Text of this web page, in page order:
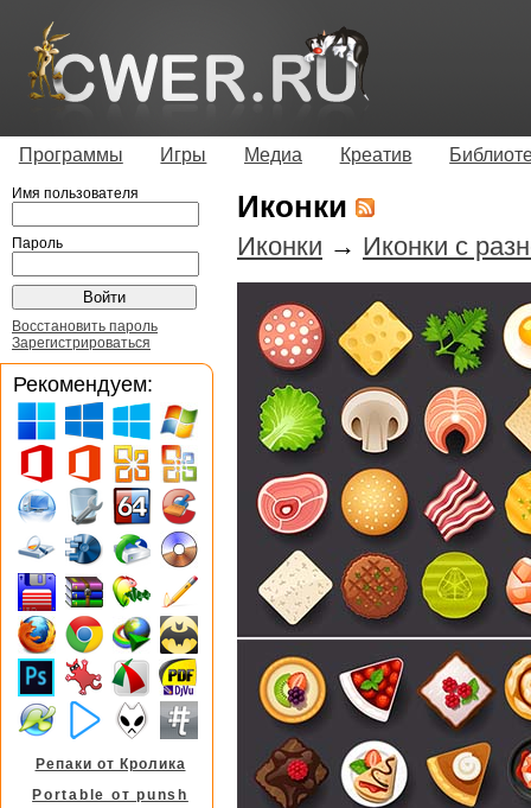
Программы Игры Медиа Креатив
Иконки
Иконки → Иконки с
Имя пользователя
Пароль
Восстановить пароль
Зарегистрироваться
Рекомендуем:
Репаки от Кролика
Portable от punsh